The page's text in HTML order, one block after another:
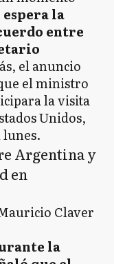
espera la
entre
el anuncio
el ministro
la visita
Unidos,
lunes.
Argentina y
en
Claver
la